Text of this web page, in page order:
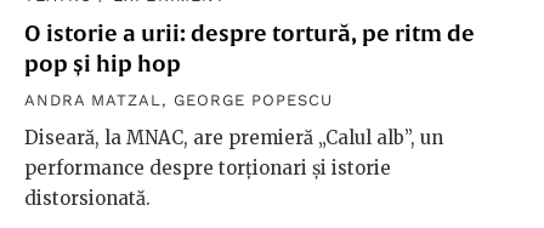
O istorie a urii: despre tortură, pe ritm de
pop și hip hop
ANDRA MATZAL , GEORGE POPESCU
Diseară, la MNAC, are premieră „Calul alb”, un
performance despre torționari și istorie
distorsionată.